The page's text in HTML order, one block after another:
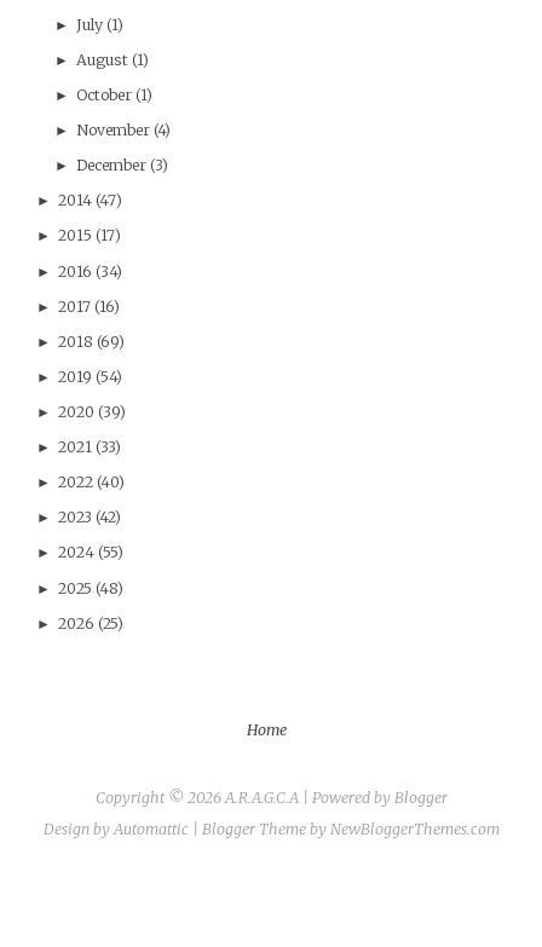
► July (1)
► August (1)
► October (1)
► November (4)
► December (3)
► 2014 (47)
► 2015 (17)
► 2016 (34)
► 2017 (16)
► 2018 (69)
► 2019 (54)
► 2020 (39)
► 2021 (33)
► 2022 (40)
► 2023 (42)
► 2024 (55)
► 2025 (48)
► 2026 (25)
Home
Copyright © 2026 A.R.A.G.C.A | Powered by Blogger
Design by Automattic | Blogger Theme by NewBloggerThemes.com